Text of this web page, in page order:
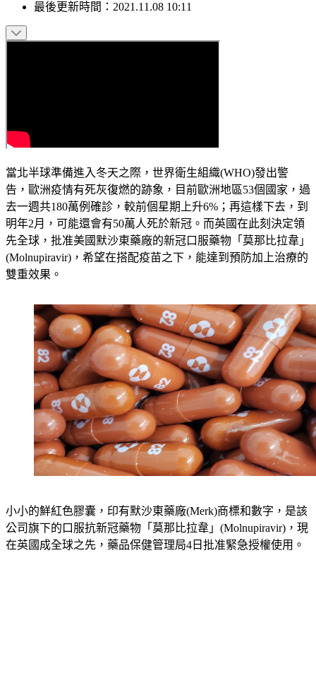
最後更新時間： 2021.11.08 10:11
當北半球準備進入冬天之際，世界衛生組織(WHO)發出警
告，歐洲疫情有死灰復燃的跡象，目前歐洲地區53個國家，過
去一週共180萬例確診，較前個星期上升6%；再這樣下去，到
明年2月，可能還會有50萬人死於新冠。而英國在此刻決定領
先全球，批准美國默沙東藥廠的新冠口服藥物「莫那比拉韋」
(Molnupiravir)，希望在搭配疫苗之下，能達到預防加上治療的
雙重效果。
小小的鮮紅色膠囊，印有默沙東藥廠(Merk)商標和數字，是該
公司旗下的口服抗新冠藥物「莫那比拉韋」(Molnupiravir)，現
在英國成全球之先，藥品保健管理局4日批准緊急授權使用。